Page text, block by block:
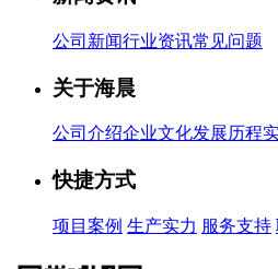
公司新闻行业资讯常见问题
关于海晨
公司介绍企业文化发展历程
快捷方式
项目案例 生产实力 服务支持